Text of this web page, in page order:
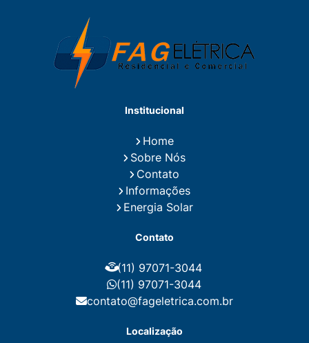
Eletricista Residencial
Eletricista Residencial E Predial
Eletricistas de Manutenção
Empresa de Instalações Elétricas
Empresa de Manutenção Eletrica
Empresa de Prestação de Serviços Eletricos
Fiação para Instalação Eletrica Residencial
Instalação de Energia Solar Residencial Preço
Instalação de Painel Solar
Instalação de Placa Solar
Instalação de Sistema Fotovoltaico
Instalação E Manutenção Elétrica
Instalação Elétrica Comercial
Instalação Elétrica Residencial Simples
Instalações Elétricas Prediais
Instalações Elétricas Residenciais
Instalador de Energia Solar
Instalador de Placa Solar
Instalador Fotovoltaico
Instalar Energia Solar
Institucional
Home
Sobre Nós
Contato
Informações
Energia Solar
Contato
(11) 97071-3044
(11) 97071-3044
contato@fageletrica.com.br
Localização